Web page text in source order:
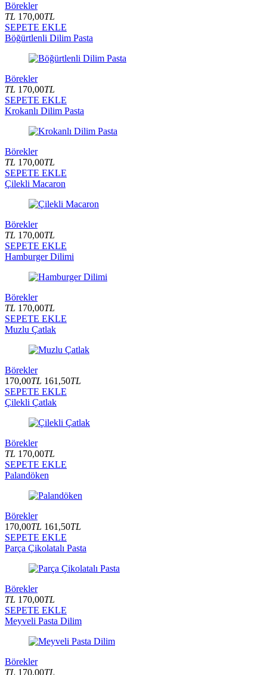
Börekler
TL 170,00TL
SEPETE EKLE
Böğürtlenli Dilim Pasta
Börekler
TL 170,00TL
SEPETE EKLE
Krokanlı Dilim Pasta
Börekler
TL 170,00TL
SEPETE EKLE
Çilekli Macaron
Börekler
TL 170,00TL
SEPETE EKLE
Hamburger Dilimi
Börekler
TL 170,00TL
SEPETE EKLE
Muzlu Çatlak
Börekler
170,00TL 161,50TL
SEPETE EKLE
Çilekli Çatlak
Börekler
TL 170,00TL
SEPETE EKLE
Palandöken
Börekler
170,00TL 161,50TL
SEPETE EKLE
Parça Çikolatalı Pasta
Börekler
TL 170,00TL
SEPETE EKLE
Meyveli Pasta Dilim
Börekler
TL 170,00TL